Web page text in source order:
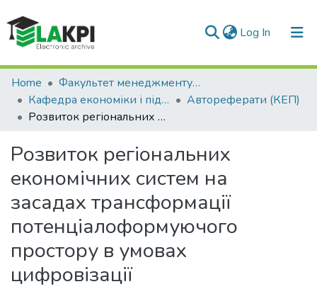
Log In (current)
Communities & Collections
All of DSpace
Home
Факультет менеджменту та маркетингу (ФММ)
Кафедра економіки і підприємництва (КЕП)
Автореферати (КЕП)
Розвиток регіональних економічних систем на засадах трансформації потенціалоформуючого простору в умовах цифровізації
Розвиток регіональних
економічних систем на
засадах трансформації
потенціалоформуючого
простору в умовах
цифровізації